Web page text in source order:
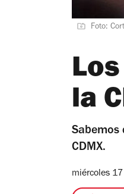
Foto:
la
Sabemos
CDMX.
miércoles